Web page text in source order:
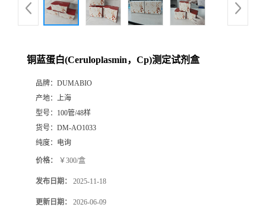
品
铜蓝蛋白(Ceruloplasmin，Cp)测定试剂盒
品牌： DUMABIO
产地： 上海
型号： 100管/48样
货号： DM-AO1033
纯度： 电询
价格： ￥300/盒
发布日期： 2025-11-18
更新日期： 2026-06-09